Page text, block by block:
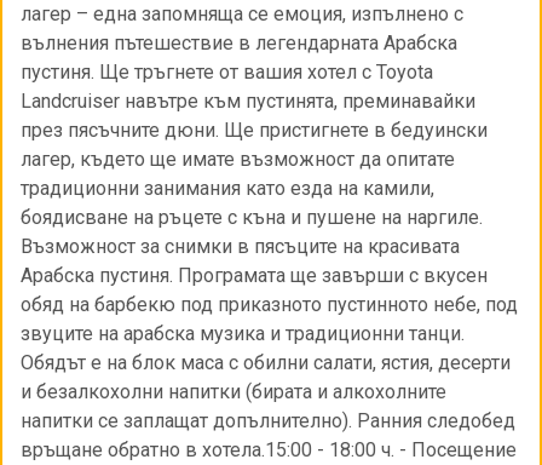
лагер – една запомняща се емоция, изпълнено с
вълнения пътешествие в легендарната Арабска
пустиня. Ще тръгнете от вашия хотел с Toyota
Landcruiser навътре към пустинята, преминавайки
през пясъчните дюни. Ще пристигнете в бедуински
лагер, където ще имате възможност да опитате
традиционни занимания като езда на камили,
боядисване на ръцете с къна и пушене на наргиле.
Възможност за снимки в пясъците на красивата
Арабска пустиня. Програмата ще завърши с вкусен
обяд на барбекю под приказното пустинното небе, под
звуците на арабска музика и традиционни танци.
Обядът е на блок маса с обилни салати, ястия, десерти
и безалкохолни напитки (бирата и алкохолните
напитки се заплащат допълнително). Ранния следобед
връщане обратно в хотела.15:00 - 18:00 ч. - Посещение